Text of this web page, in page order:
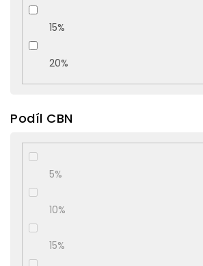
15%
20%
Podíl CBN
5%
10%
15%